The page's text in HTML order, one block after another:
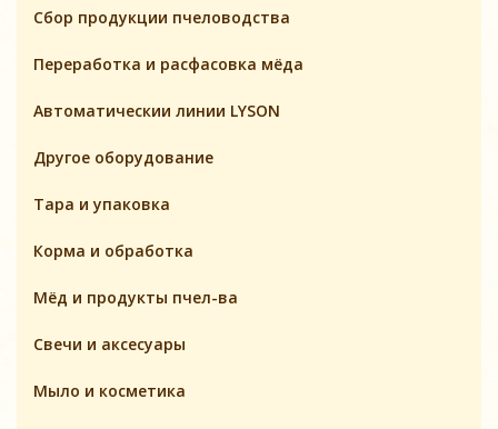
Cбор продукции пчеловодства
Переработка и расфасовка мёда
Автоматическии линии LYSON
Другое оборудование
Тара и упаковка
Корма и обработка
Мёд и продукты пчел-ва
Свечи и аксесуары
Мыло и косметика